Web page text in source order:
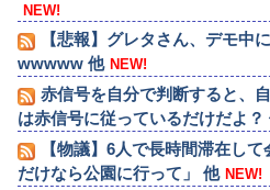
NEW!
【悲報】グレタさん、デモ
wwwww 他 NEW!
赤信号を自分で判断すると、
は赤信号に従っているだけだよ？
【物議】6人で長時間滞在し
だけなら公園に行って」 他 NEW!